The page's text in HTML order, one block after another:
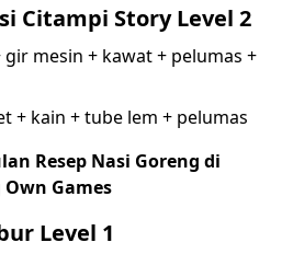
Citampi Story Level 2
mesin + kawat + pelumas +
+ kain + tube lem + pelumas
Resep Nasi Goreng di
Own Games
Level 1